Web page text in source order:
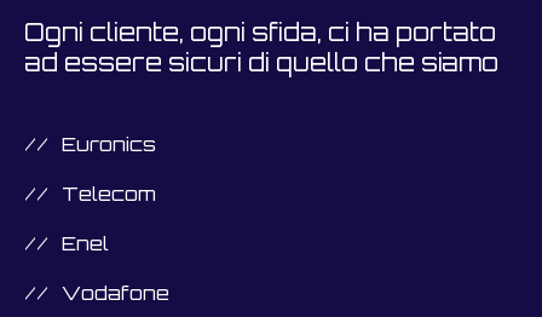
Ogni cliente, ogni sfida, ci ha portato
ad essere sicuri di quello che siamo
Euronics
Telecom
Enel
Vodafone